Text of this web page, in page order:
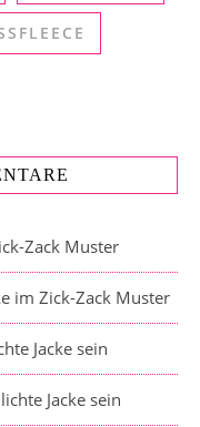
Zack Muster
im Zick-Zack Muster
Jacke sein
Jacke sein